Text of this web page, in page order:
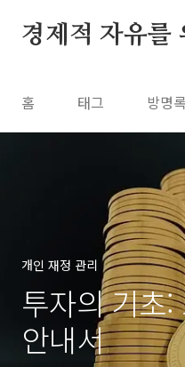
경제적 자유를
홈 태그 방명록
개인 재정 관리
투자의 기초
안내서